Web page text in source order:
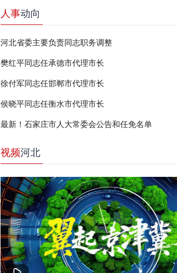
人事动向
河北省委主要负责同志职务调整
樊红平同志任承德市代理市长
徐付军同志任邯郸市代理市长
侯晓平同志任衡水市代理市长
最新！石家庄市人大常委会公告和任免名单
视频河北